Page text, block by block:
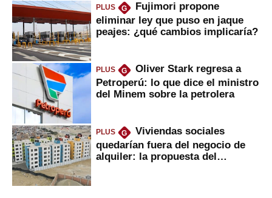
PLUS G
Fujimori propone
eliminar ley que puso en jaque
peajes: ¿qué cambios implicaría?
PLUS G
Oliver Stark regresa a
Petroperú: lo que dice el ministro
del Minem sobre la petrolera
PLUS G
Viviendas sociales
quedarían fuera del negocio de
alquiler: la propuesta del